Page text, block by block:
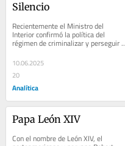
Silencio
Recientemente el Ministro del
Interior confirmó la política del
régimen de criminalizar y perseguir a
los activistas de Derechos Humanos-
ONG…
10.06.2025
20
Analítica
Papa León XIV
Con el nombre de León XIV, el